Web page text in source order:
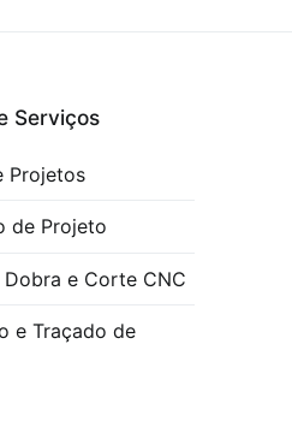
Serviços
Projetos
de Projeto
e Corte CNC
e Traçado de